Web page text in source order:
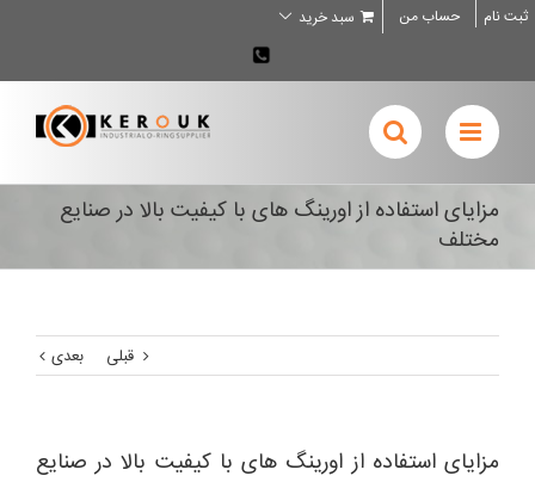
Skip
to
ثبت نام حساب من سبد خرید
02636707898
مزایای استفاده از اورینگ های با کیفیت بالا در صنایع
مختلف
قبلی بعدی
مزایای استفاده از اورینگ های با کیفیت بالا در صنایع